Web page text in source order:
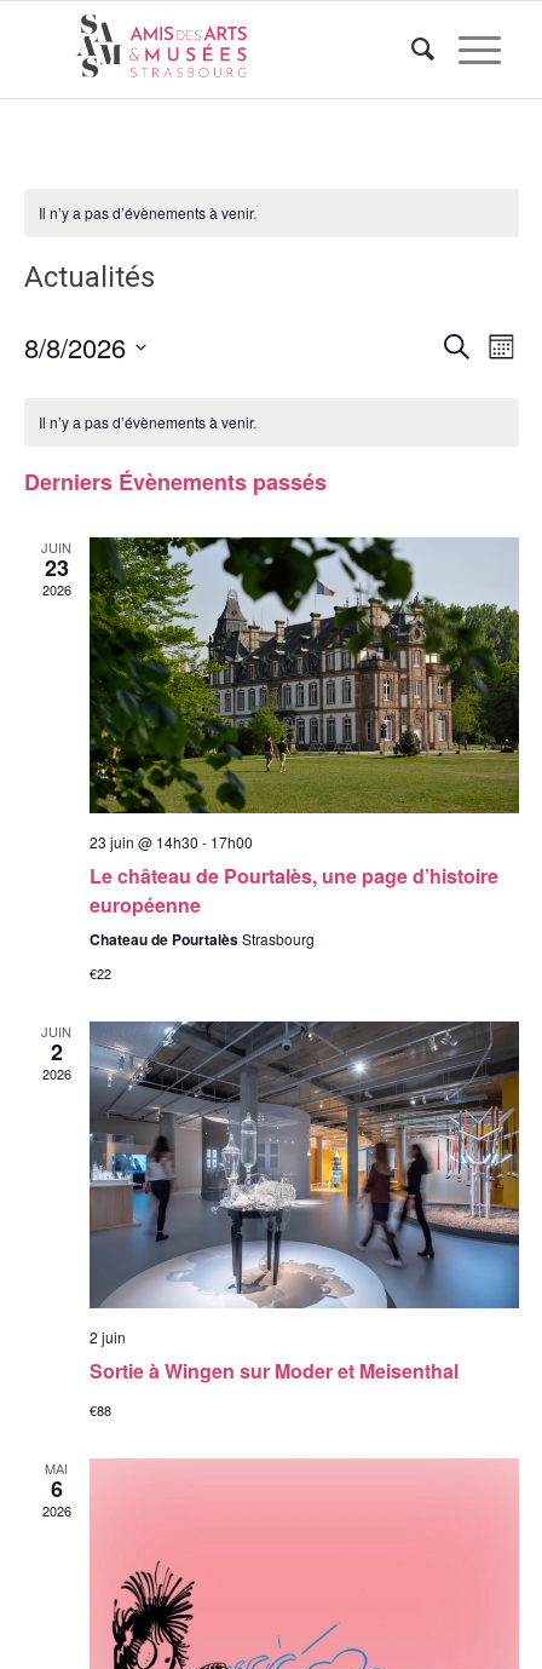
Il n’y a pas d’évènements à venir.
Actualités
Recherche
de
Mois
8/8/2026
une
Il n’y a pas d’évènements à venir.
Derniers Évènements passés
JUIN
23
2026
23 juin @ 14h30 - 17h00
Le château de Pourtalès, une page d’histoire
européenne
Chateau de PourtalèsStrasbourg
€22
JUIN
2
2026
2 juin
Sortie à Wingen sur Moder et Meisenthal
€88
MAI
6
2026